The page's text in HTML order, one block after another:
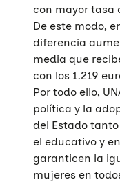
con mayor tasa
De este modo,
diferencia
media que
con los 1.219
Por todo ello,
política y la
del Estado
el educativo y
garanticen la
mujeres en